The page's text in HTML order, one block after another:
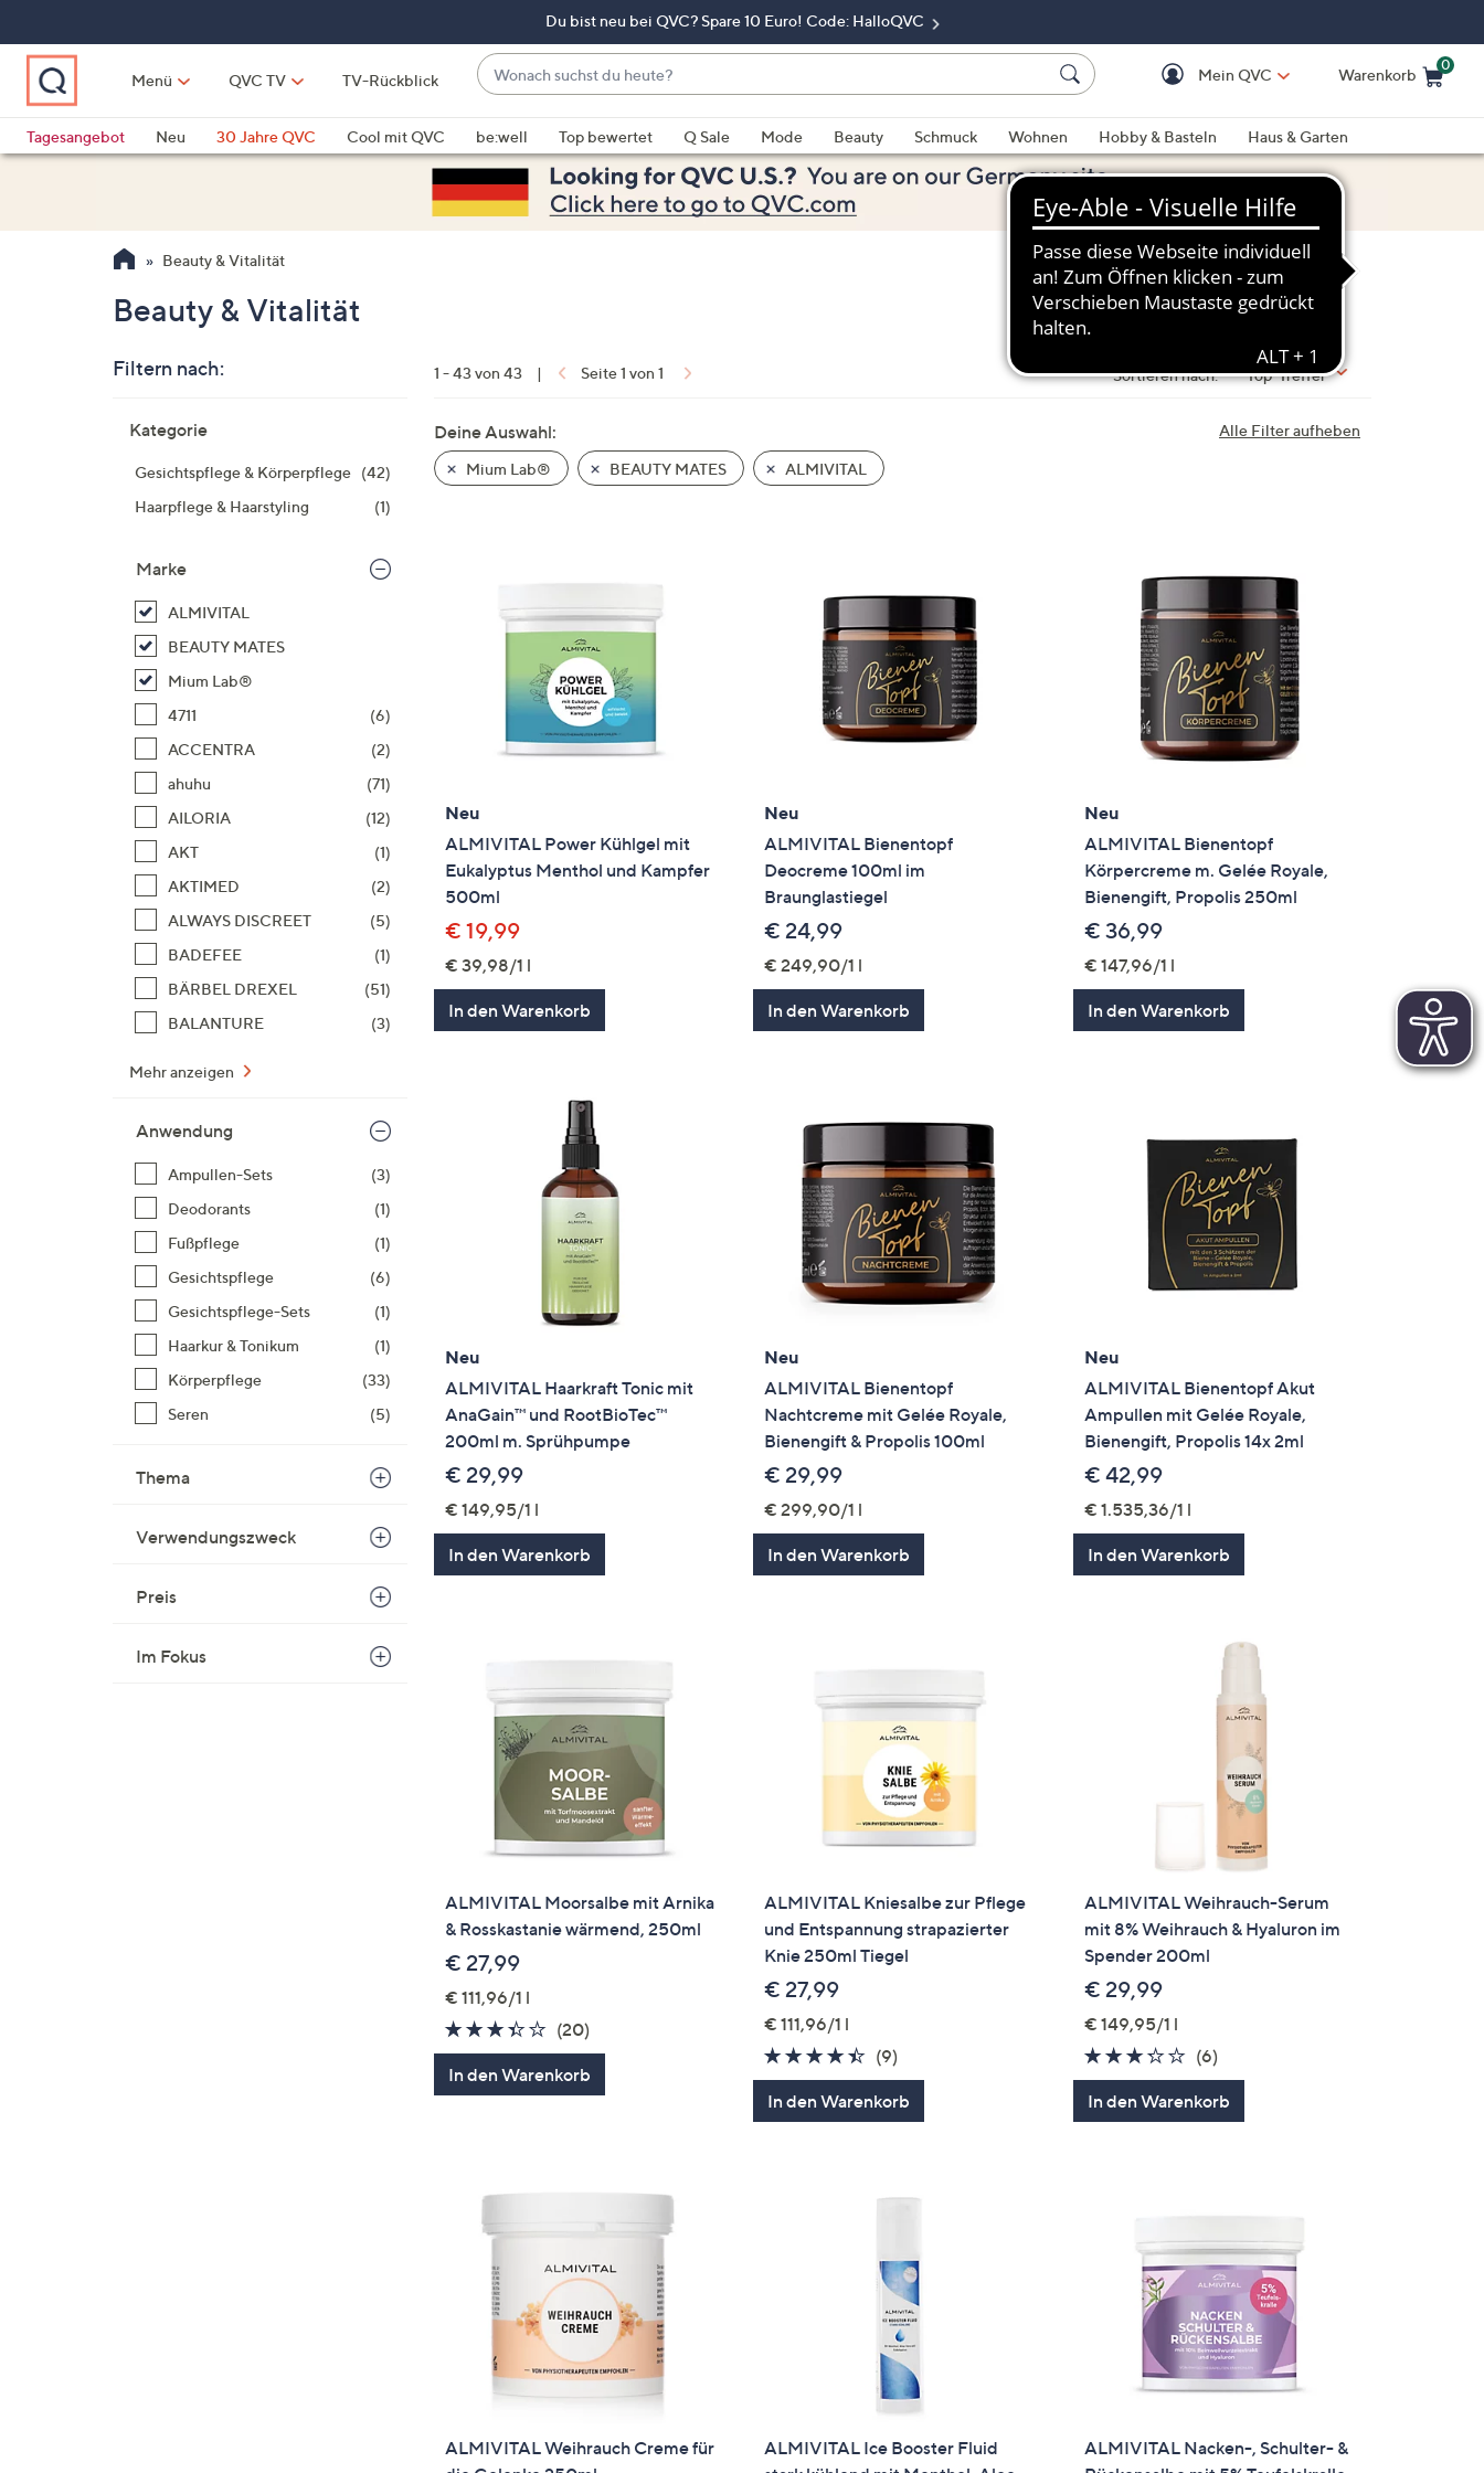
springen
Du bist neu bei QVC? Spare 10 Euro! Code: HalloQVC
Menü QVC TV TV-Rückblick
Wonach
suchst
du
heute?
Vorschläge
verfügbar
sind,
verwenden
und
unten
oder
wischen
nach
links
rechts,
diese
Mein QVC Warenkorb
0
Tagesangebot
Neu 30 Jahre QVC Cool mit QVC be:well Top bewertet Q Sale Mode Beauty Schmuck Wohnen Hobby & Basteln
Haus & Garten
Beauty & Vitalität
Beauty & Vitalität
Filtern nach:
Produktliste
Kategorie
Gesichtspflege & Körperpflege (42)
Haarpflege & Haarstyling
(1)
Marke
ALMIVITAL
BEAUTY MATES
Mium Lab®
4711
(6)
ACCENTRA
(2)
ahuhu
(71)
AILORIA
(12)
AKT
(1)
AKTIMED
(2)
ALWAYS DISCREET
(5)
BADEFEE
(1)
BÄRBEL DREXEL
(51)
BALANTURE
(3)
Mehr anzeigen
Anwendung
Ampullen-Sets
(3)
Deodorants
(1)
Fußpflege
(1)
Gesichtspflege
(6)
Gesichtspflege-Sets
(1)
Haarkur & Tonikum
(1)
Körperpflege
(33)
Seren
(5)
Thema
Verwendungszweck
Preis
Im Fokus
1 - 43 von 43 | Seite 1 von 1 Sortieren nach: Top-Treffer
Alle Filter aufheben
Deine Auswahl:
Mium Lab® BEAUTY MATES ALMIVITAL
Neu
ALMIVITAL Power Kühlgel mit
Eukalyptus Menthol und Kampfer
500ml
€ 19,99
€ 39,98/1 l
In den Warenkorb
Neu
ALMIVITAL Bienentopf
Deocreme 100ml im
Braunglastiegel
€ 24,99
€ 249,90/1 l
In den Warenkorb
Neu
ALMIVITAL Bienentopf
Körpercreme m. Gelée Royale,
Bienengift, Propolis 250ml
€ 36,99
€ 147,96/1 l
In den Warenkorb
Neu
ALMIVITAL Haarkraft Tonic mit
AnaGain™ und RootBioTec™
200ml m. Sprühpumpe
€ 29,99
€ 149,95/1 l
In den Warenkorb
Neu
ALMIVITAL Bienentopf
Nachtcreme mit Gelée Royale,
Bienengift & Propolis 100ml
€ 29,99
€ 299,90/1 l
In den Warenkorb
Neu
ALMIVITAL Bienentopf Akut
Ampullen mit Gelée Royale,
Bienengift, Propolis 14x 2ml
€ 42,99
€ 1.535,36/1 l
In den Warenkorb
ALMIVITAL Moorsalbe mit Arnika
& Rosskastanie wärmend, 250ml
€ 27,99
€ 111,96/1 l
3.4
von
5
(20)20
Bewertungen
In den Warenkorb
ALMIVITAL Kniesalbe zur Pflege
und Entspannung strapazierter
Knie 250ml Tiegel
€ 27,99
€ 111,96/1 l
4.3
von
5
(9)
Bewertungen
In den Warenkorb
ALMIVITAL Weihrauch-Serum
mit 8% Weihrauch & Hyaluron im
Spender 200ml
€ 29,99
€ 149,95/1 l
3.2
von
5
(6)
Bewertungen
In den Warenkorb
ALMIVITAL Weihrauch Creme für
ALMIVITAL Ice Booster Fluid
ALMIVITAL Nacken-, Schulter- &